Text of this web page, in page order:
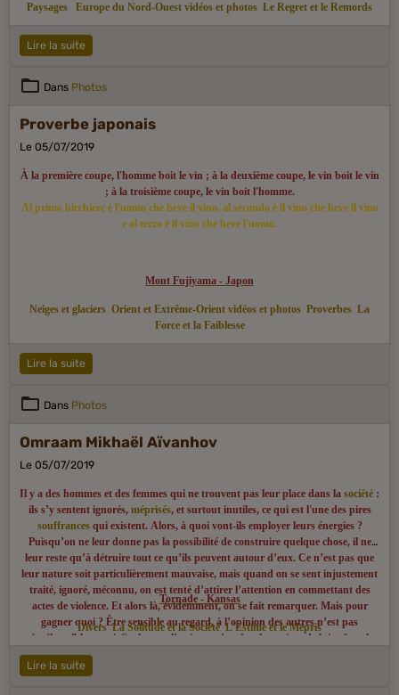
Paysages Europe du Nord-Ouest vidéos et photos Le Regret et le Remords
Lire la suite
Dans Photos
Proverbe japonais
Le 05/07/2019
À la première coupe, l'homme boit le vin ; à la deuxième coupe, le vin boit le vin
; à la troisième coupe, le vin boit l'homme.
Al primo bicchiere è l'uomo che beve il vino, al secondo è il vino che beve il vino
e al terzo è il vino che beve l'uomo.
Mont Fujiyama - Japon
Neiges et glaciers Orient et Extrême-Orient vidéos et photos Proverbes La
Force et la Faiblesse
Lire la suite
Dans Photos
Omraam Mikhaël Aïvanhov
Le 05/07/2019
Il y a des hommes et des femmes qui ne trouvent pas leur place dans la société :
ils s’y sentent ignorés, méprisés, et surtout inutiles, ce qui est l'une des pires
souffrancesqui existent. Alors, à quoi vont-ils employer leurs énergies ?
Puisqu’on ne leur donne pas la possibilité de construire quelque chose, il ne
leur reste qu’à détruire tout ce qu’ils peuvent autour d’eux. Ce n’est pas que
leur nature soit particulièrement mauvaise, mais quand on se sent injustement
traité, ignoré, méconnu, on est tenté d’attirer l’attention en commettant des
actes de violence. Et alors là, évidemment, on se fait remarquer. Mais pour
gagner quoi ? Être sensible au regard, à l’opinion des autres n’est pas
répréhensible en soi. Seulement l’estime qu’un être humain a de lui-même, le
sens de sa propre valeur ne doit jamais dépendre de ce regard, de cette opinion,
mais de la conscience du travail qu’il fait dans le secret de son cœur pour le
Tornade - Kansas
Divers La Solitude et la Société L'Estime et le Mépris
Lire la suite